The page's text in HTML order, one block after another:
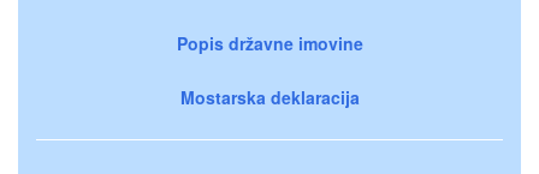
Popis državne imovine
Mostarska deklaracija